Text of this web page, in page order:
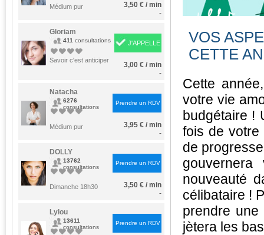
Lion Vierge Scorpion
Sagittaire Capricorne Verseau
Médium pur
3,50 € / min
-
Gloriam
411 consultations
Savoir c'est anticiper
J'APPELLE
3,00 € / min
-
Natacha
6276
consultations
Médium pur
Prendre un RDV
3,95 € / min
-
DOLLY
13762
consultations
Dimanche 18h30
Prendre un RDV
3,50 € / min
-
Lylou
13611
consultations
Prendre un RDV
VOS
CETTE
Cette
votre vie
budgétaire !
fois de votre
de
nouveauté
célibataire !
prendre
jètera les